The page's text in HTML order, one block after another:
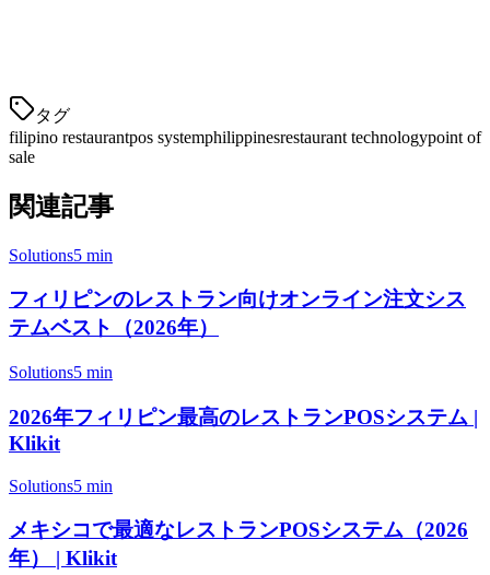
タグ
filipino restaurantpos systemphilippinesrestaurant technologypoint of
sale
関連記事
Solutions5 min
フィリピンのレストラン向けオンライン注文シス
テムベスト（2026年）
Solutions5 min
2026年フィリピン最高のレストランPOSシステム |
Klikit
Solutions5 min
メキシコで最適なレストランPOSシステム（2026
年） | Klikit